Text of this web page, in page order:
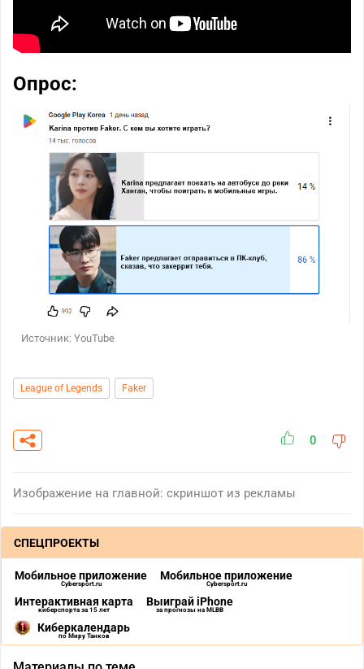
Опрос:
Источник: YouTube
League of Legends Faker
0
Изображение на главной: скриншот из рекламы
СПЕЦПРОЕКТЫ
Мобильное приложение
Cybersport.ru
Мобильное приложение
Cybersport.ru
Интерактивная карта
киберспорта за 15 лет
Выиграй iPhone
за прогнозы на MLBB
Киберкалендарь
по Миру Танков